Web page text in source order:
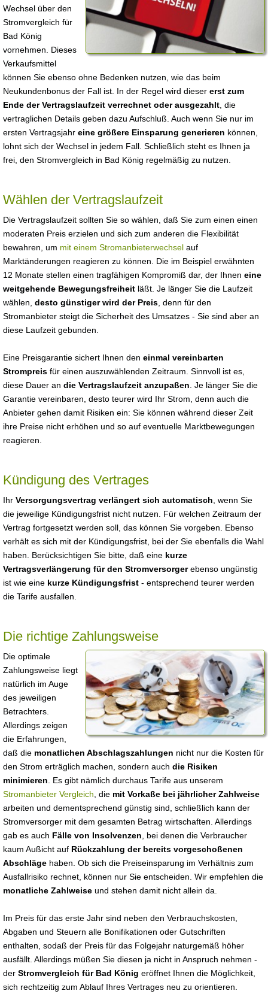
Wechsel über den
Stromvergleich für
Bad König
vornehmen. Dieses
Verkaufsmittel
können Sie ebenso ohne Bedenken nutzen, wie das beim
Neukundenbonus der Fall ist. In der Regel wird dieser erst zum
Ende der Vertragslaufzeit verrechnet oder ausgezahlt , die
vertraglichen Details geben dazu Aufschluß. Auch wenn Sie nur im
ersten Vertragsjahr eine größere Einsparung generieren können,
lohnt sich der Wechsel in jedem Fall. Schließlich steht es Ihnen ja
frei, den Stromvergleich in Bad König regelmäßig zu nutzen.
Wählen der Vertragslaufzeit
Die Vertragslaufzeit sollten Sie so wählen, daß Sie zum einen einen
moderaten Preis erzielen und sich zum anderen die Flexibilität
bewahren, um mit einem Stromanbieterwechsel auf
Marktänderungen reagieren zu können. Die im Beispiel erwähnten
12 Monate stellen einen tragfähigen Kompromiß dar, der Ihnen eine
weitgehende Bewegungsfreiheit läßt. Je länger Sie die Laufzeit
wählen, desto günstiger wird der Preis , denn für den
Stromanbieter steigt die Sicherheit des Umsatzes - Sie sind aber an
diese Laufzeit gebunden.
Eine Preisgarantie sichert Ihnen den einmal vereinbarten
Strompreis für einen auszuwählenden Zeitraum. Sinnvoll ist es,
diese Dauer an die Vertragslaufzeit anzupaßen . Je länger Sie die
Garantie vereinbaren, desto teurer wird Ihr Strom, denn auch die
Anbieter gehen damit Risiken ein: Sie können während dieser Zeit
ihre Preise nicht erhöhen und so auf eventuelle Marktbewegungen
reagieren.
Kündigung des Vertrages
Ihr Versorgungsvertrag verlängert sich automatisch , wenn Sie
die jeweilige Kündigungsfrist nicht nutzen. Für welchen Zeitraum der
Vertrag fortgesetzt werden soll, das können Sie vorgeben. Ebenso
verhält es sich mit der Kündigungsfrist, bei der Sie ebenfalls die Wahl
haben. Berücksichtigen Sie bitte, daß eine kurze
Vertragsverlängerung für den Stromversorgerebenso ungünstig
ist wie eine kurze Kündigungsfrist - entsprechend teurer werden
die Tarife ausfallen.
Die richtige Zahlungsweise
Die optimale
Zahlungsweise liegt
natürlich im Auge
des jeweiligen
Betrachters.
Allerdings zeigen
die Erfahrungen,
daß die monatlichen Abschlagszahlungen nicht nur die Kosten für
den Strom erträglich machen, sondern auch die Risiken
minimieren . Es gibt nämlich durchaus Tarife aus unserem
Stromanbieter Vergleich , die mit Vorkaße bei jährlicher Zahlweise
arbeiten und dementsprechend günstig sind, schließlich kann der
Stromversorger mit dem gesamten Betrag wirtschaften. Allerdings
gab es auch Fälle von Insolvenzen , bei denen die Verbraucher
kaum Außicht auf Rückzahlung der bereits vorgeschoßenen
Abschläge haben. Ob sich die Preiseinsparung im Verhältnis zum
Ausfallrisiko rechnet, können nur Sie entscheiden. Wir empfehlen die
monatliche Zahlweise und stehen damit nicht allein da.
Im Preis für das erste Jahr sind neben den Verbrauchskosten,
Abgaben und Steuern alle Bonifikationen oder Gutschriften
enthalten, sodaß der Preis für das Folgejahr naturgemäß höher
ausfällt. Allerdings müßen Sie diesen ja nicht in Anspruch nehmen -
der Stromvergleich für Bad König eröffnet Ihnen die Möglichkeit,
sich rechtzeitig zum Ablauf Ihres Vertrages neu zu orientieren.